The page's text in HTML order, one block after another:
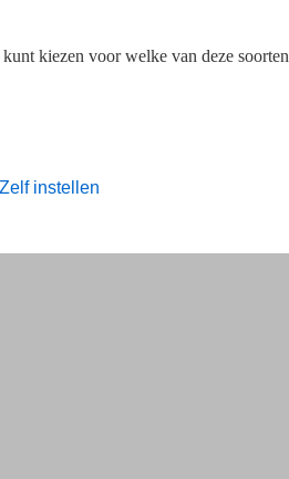
kiezen voor welke van deze soorten
Zelf instellen